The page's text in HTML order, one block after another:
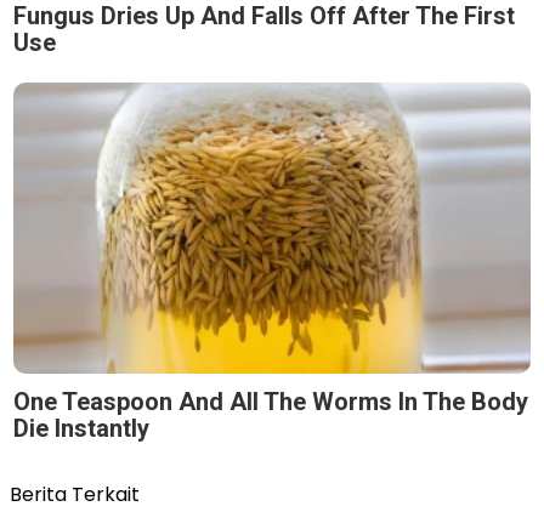
Fungus Dries Up And Falls Off After The First
Use
One Teaspoon And All The Worms In The Body
Die Instantly
Berita Terkait